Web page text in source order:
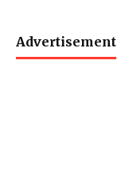
Advertisement